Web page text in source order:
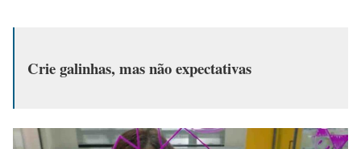
Crie galinhas, mas não expectativas